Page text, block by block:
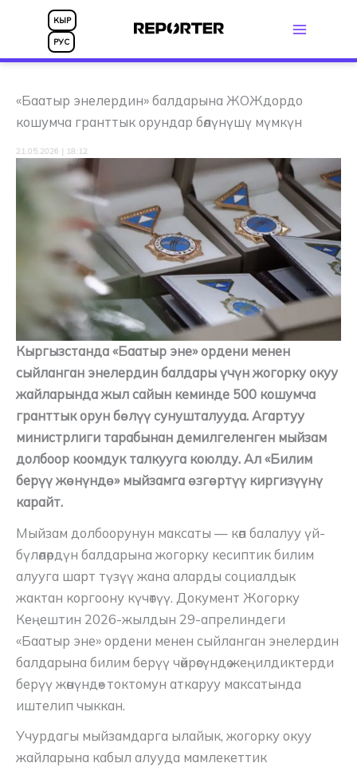
КЫР
РУС
«Баатыр энелердин» балдарына ЖОЖдордо
кошумча гранттык орундар бөлүнүшү мүмкүн
21.05.2026 | 18:12
Кыргызстанда «Баатыр эне» ордени менен
сыйланган энелердин балдары үчүн жогорку окуу
жайларында жыл сайын кеминде 500 кошумча
гранттык орун бөлүү сунушталууда. Агартуу
министрлиги тарабынан демилгеленген мыйзам
долбоор коомдук талкууга коюлду. Ал «Билим
берүү жөнүндө» мыйзамга өзгөртүү киргизүүнү
карайт.
Мыйзам долбоорунун максаты — көп балалуу үй-
бүлөлөрдүн балдарына жогорку кесиптик билим
алууга шарт түзүү жана аларды социалдык
жактан коргоону күчөтүү. Документ Жогорку
Кеңештин 2026-жылдын 29-апрелиндеги
«Баатыр эне» ордени менен сыйланган энелердин
балдарына билим берүү чөйрөсүндө жеңилдиктерди
берүү жөнүндө» токтомун аткаруу максатында
иштелип чыккан.
Учурдагы мыйзамдарга ылайык, жогорку окуу
жайларына кабыл алууда мамлекеттик